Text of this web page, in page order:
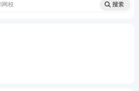
住房城乡建设厅门户网站公示7
网校